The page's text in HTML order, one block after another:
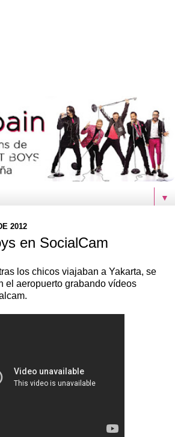
▼
2012
en SocialCam
los chicos viajaban a Yakarta, se
el aeropuerto grabando vídeos